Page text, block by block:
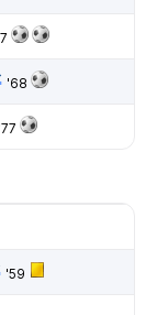
'68
'77
'59